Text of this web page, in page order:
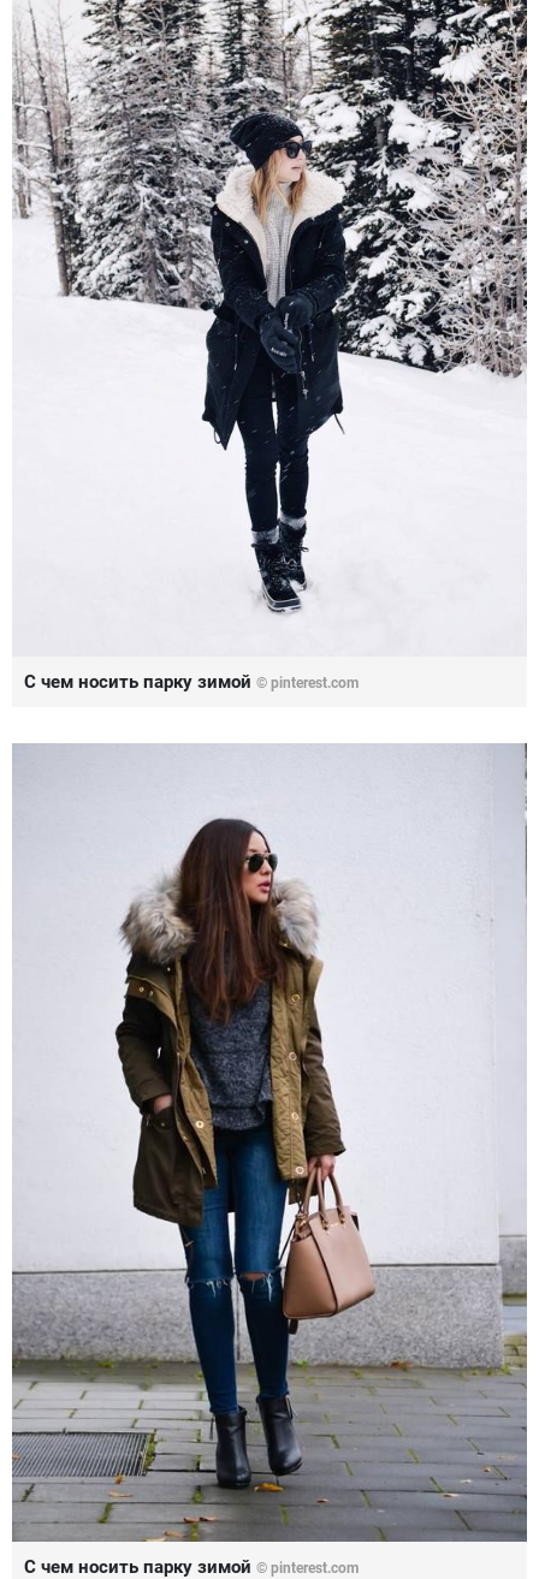
С чем носить парку зимой © pinterest.com
С чем носить парку зимой © pinterest.com